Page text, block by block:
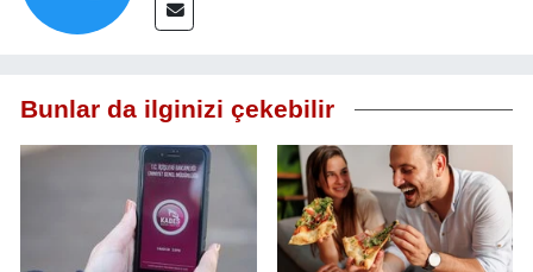
Bunlar da ilginizi çekebilir